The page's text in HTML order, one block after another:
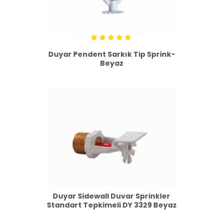
üzerinden
5.00
oy
Duyar Pendent Sarkık Tip Sprink-
Beyaz
Duyar Sidewall Duvar Sprinkler
Standart Tepkimeli DY 3329 Beyaz